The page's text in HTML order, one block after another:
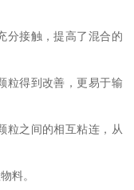
分接触，提高了混合的
粒得到改善，更易于输
粒之间的相互粘连，从
料。